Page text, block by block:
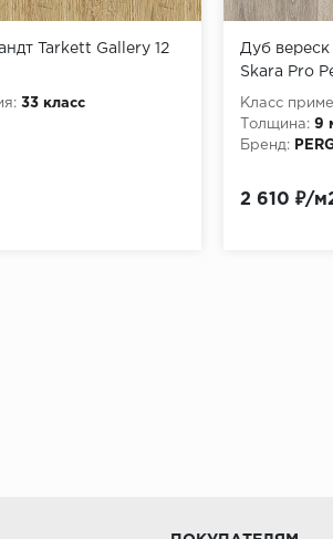
Tarkett Gallery 12
33 класс
Дуб
Skara Pro
Класс
Толщина: 9
Бренд:
2 610 ₽/